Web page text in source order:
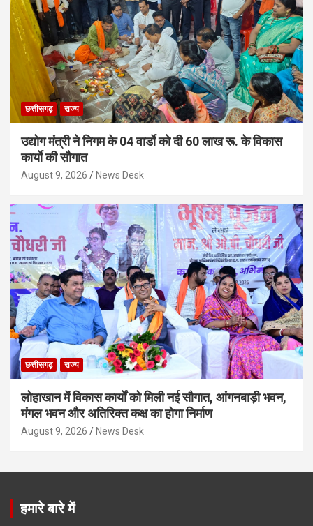
छत्तीसगढ़ राज्य
उद्योग मंत्री ने निगम के 04 वार्डाे को दी 60 लाख रू. के विकास
कार्याे की सौगात
August 9, 2026 News Desk
छत्तीसगढ़ राज्य
लोहाखान में विकास कार्यों को मिली नई सौगात, आंगनबाड़ी भवन,
मंगल भवन और अतिरिक्त कक्ष का होगा निर्माण
August 9, 2026 News Desk
हमारे बारे में